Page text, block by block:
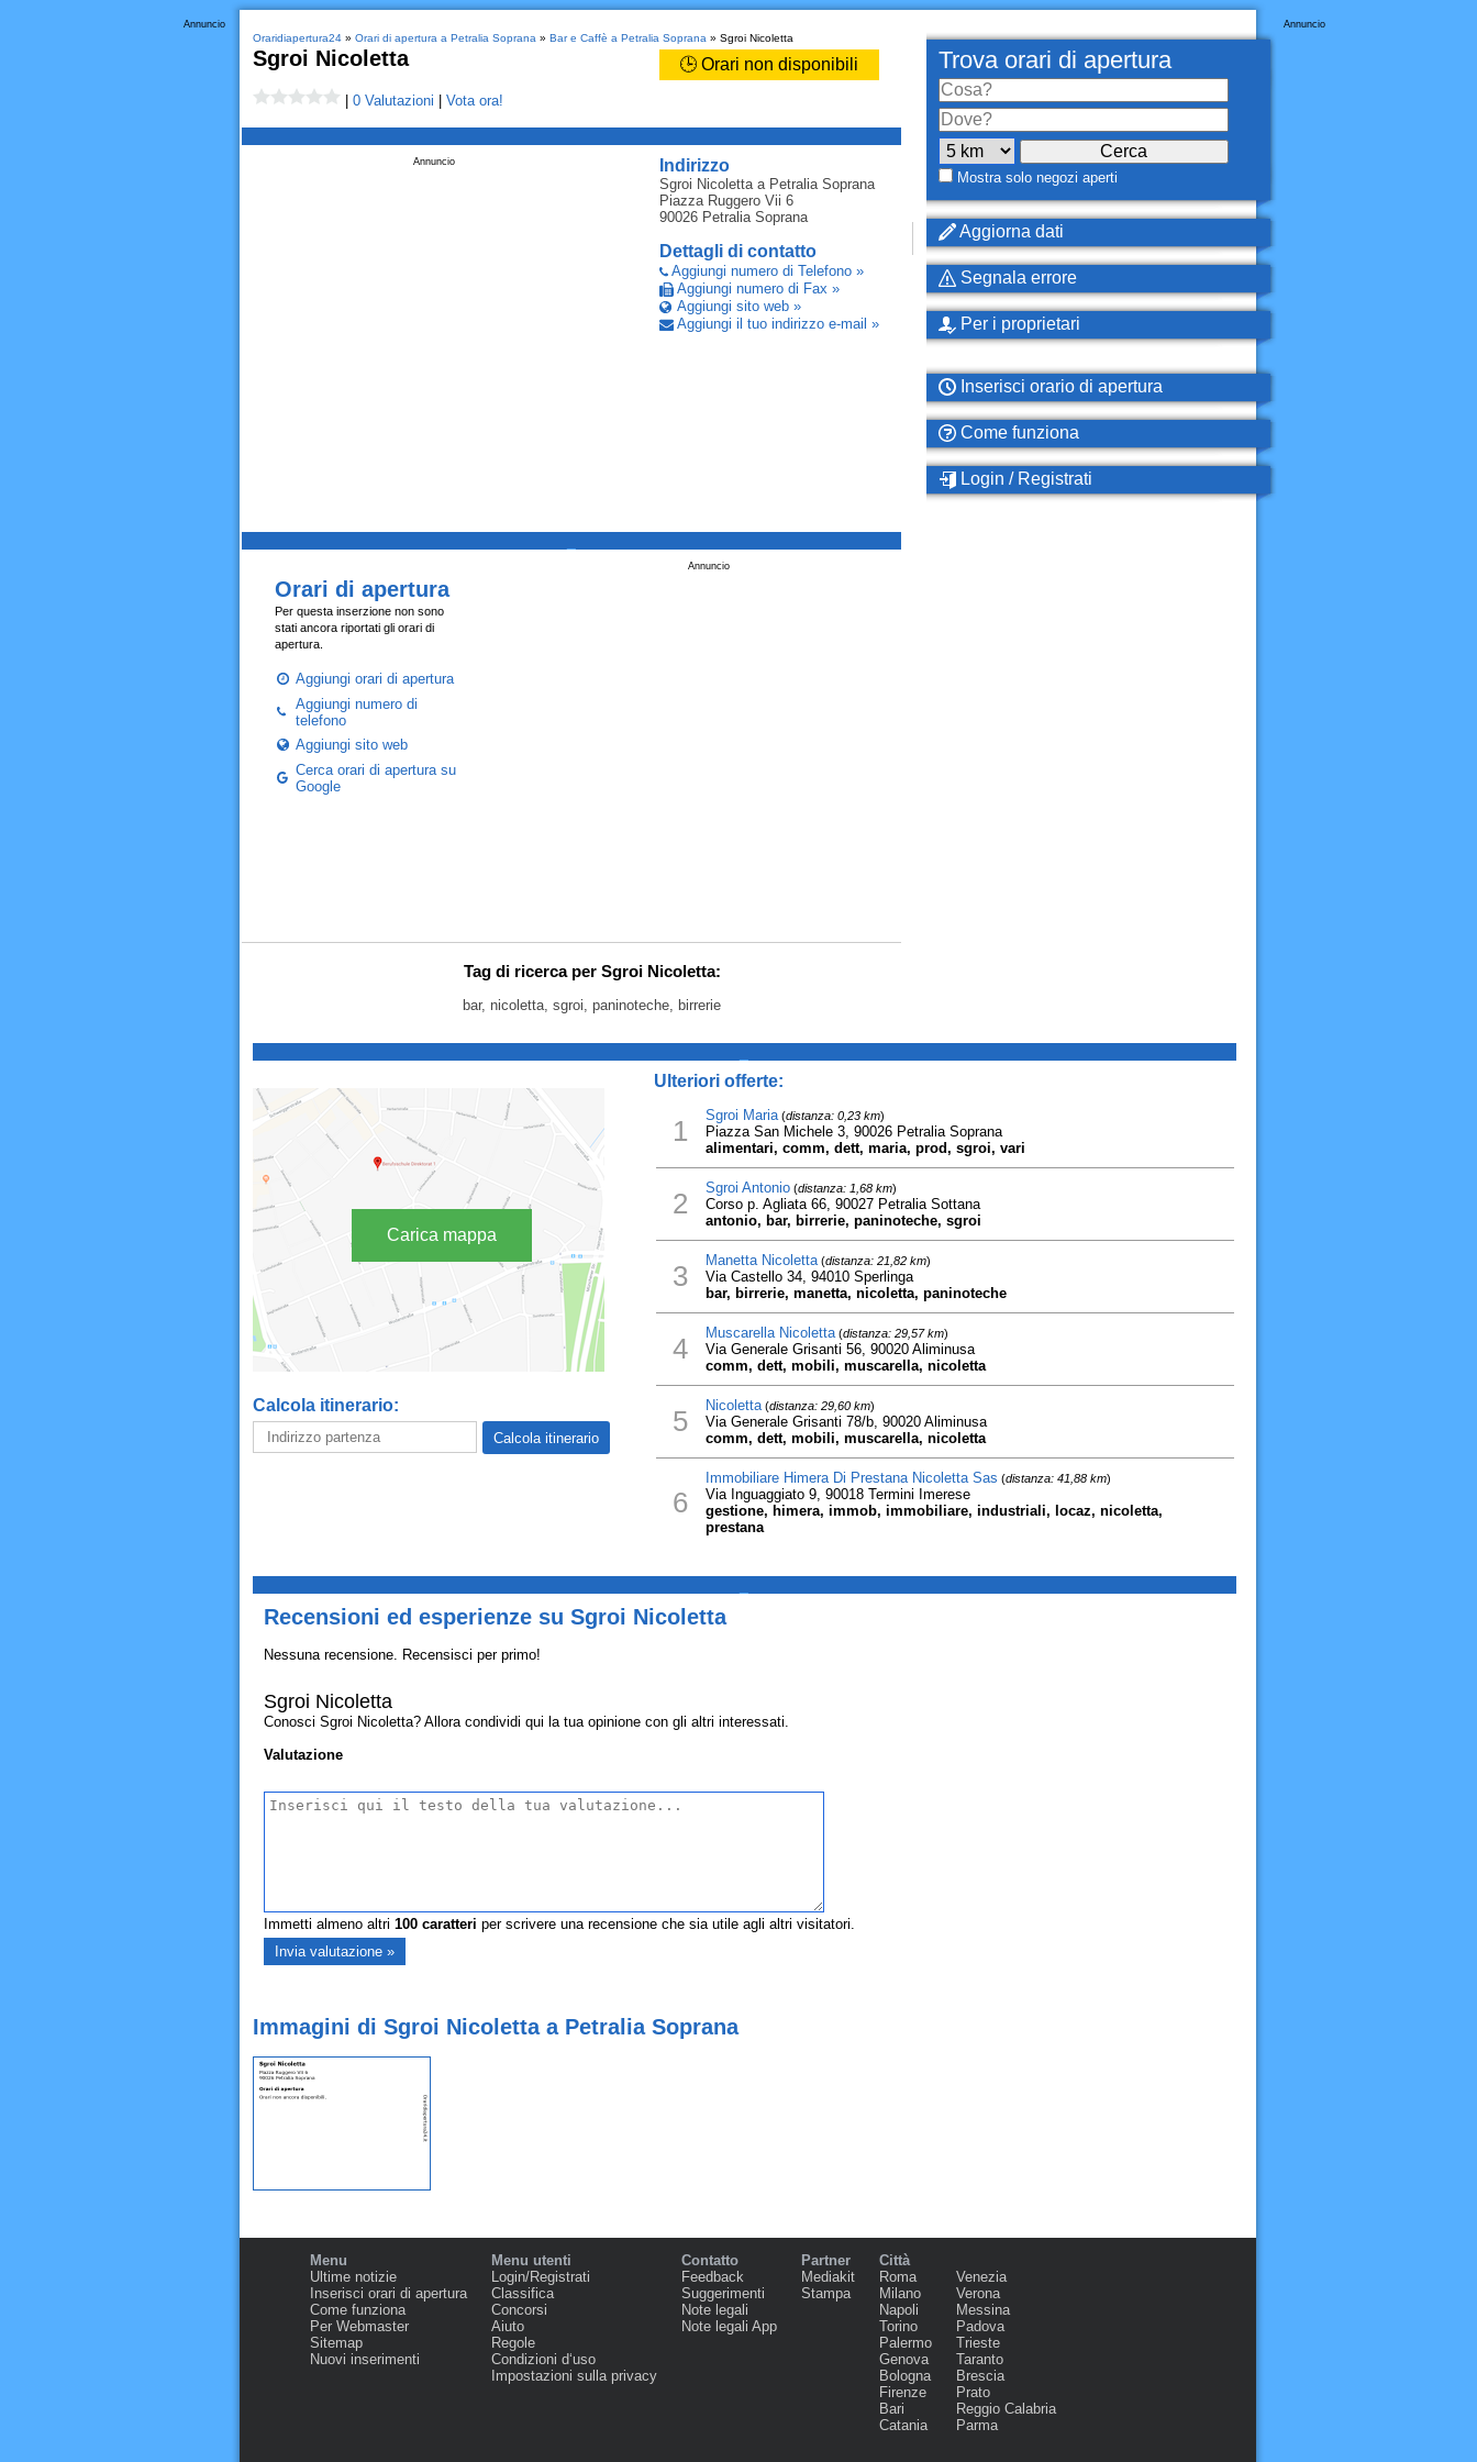
Annuncio
Oraridiapertura24» Orari di apertura a Petralia Soprana » Bar e Caffè a Petralia Soprana » Sgroi Nicoletta
Sgroi Nicoletta 🕒 Orari non disponibili
0 Valutazioni Vota ora!
Indirizzo
Sgroi Nicolettaa Petralia Soprana
Piazza Ruggero Vii 6
90026 Petralia Soprana
Dettagli di contatto
Aggiungi numero di Telefono »
Aggiungi numero di Fax »
Aggiungi sito web »
Aggiungi il tuo indirizzo e-mail »
Annuncio
Annuncio
Orari di apertura
Per questa inserzione non sono
stati ancora riportati gli orari di
apertura.
Aggiungi orari di apertura
Aggiungi numero di
telefono
Aggiungi sito web
Cerca orari di apertura su
Google
Tag di ricerca per Sgroi Nicoletta:
bar, nicoletta, sgroi, paninoteche, birrerie
Annuncio
Trova orari di apertura
Mostra solo negozi aperti
Aggiorna dati
Segnala errore
Per i proprietari
Inserisci orario di apertura
Come funziona
Login / Registrati
Carica mappa
Calcola itinerario:
Ulteriori offerte:
1 Sgroi Maria(distanza: 0,23 km)
Piazza San Michele 3, 90026 Petralia Soprana
alimentari, comm, dett, maria, prod, sgroi, vari
2 Sgroi Antonio(distanza: 1,68 km)
Corso p. Agliata 66, 90027 Petralia Sottana
antonio, bar, birrerie, paninoteche, sgroi
3 Manetta Nicoletta(distanza: 21,82 km)
Via Castello 34, 94010 Sperlinga
bar, birrerie, manetta, nicoletta, paninoteche
4 Muscarella Nicoletta(distanza: 29,57 km)
Via Generale Grisanti 56, 90020 Aliminusa
comm, dett, mobili, muscarella, nicoletta
5 Nicoletta(distanza: 29,60 km)
Via Generale Grisanti 78/b, 90020 Aliminusa
comm, dett, mobili, muscarella, nicoletta
6
Immobiliare Himera Di Prestana Nicoletta Sas (distanza: 41,88 km)
Via Inguaggiato 9, 90018 Termini Imerese
gestione, himera, immob, immobiliare, industriali, locaz, nicoletta,
prestana
Recensioni ed esperienze su Sgroi Nicoletta
Nessuna recensione. Recensisci per primo!
Sgroi Nicoletta
Conosci Sgroi Nicoletta? Allora condividi qui la tua opinione con gli altri interessati.
Valutazione
Immetti almeno altri 100caratteri per scrivere una recensione che sia utile agli altri visitatori.
Immagini di Sgroi Nicoletta a Petralia Soprana
Menu
Ultime notizie
Inserisci orari di apertura
Come funziona
Per Webmaster
Sitemap
Nuovi inserimenti
Menu utenti
Login/Registrati
Classifica
Concorsi
Aiuto
Regole
Condizioni d‘uso
Impostazioni sulla privacy
Contatto
Feedback
Suggerimenti
Note legali
Note legali App
Partner
Mediakit
Stampa
Città
Roma
Milano
Napoli
Torino
Palermo
Genova
Bologna
Firenze
Bari
Catania
Venezia
Verona
Messina
Padova
Trieste
Taranto
Brescia
Prato
Reggio Calabria
Parma